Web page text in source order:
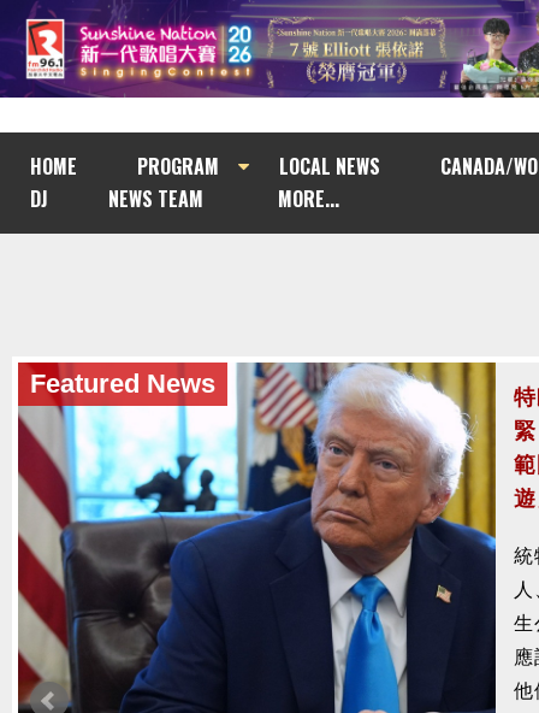
HOME PROGRAM LOCAL NEWS
CANADA/
DJ
NEWS TEAM MORE...
Featured News
槍
示
者